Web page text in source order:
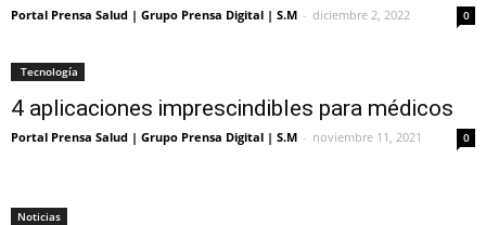
Portal Prensa Salud | Grupo Prensa Digital | S.M - diciembre 2, 2022 0
Tecnología
4 aplicaciones imprescindibles para médicos
Portal Prensa Salud | Grupo Prensa Digital | S.M - noviembre 11, 2021 0
Noticias